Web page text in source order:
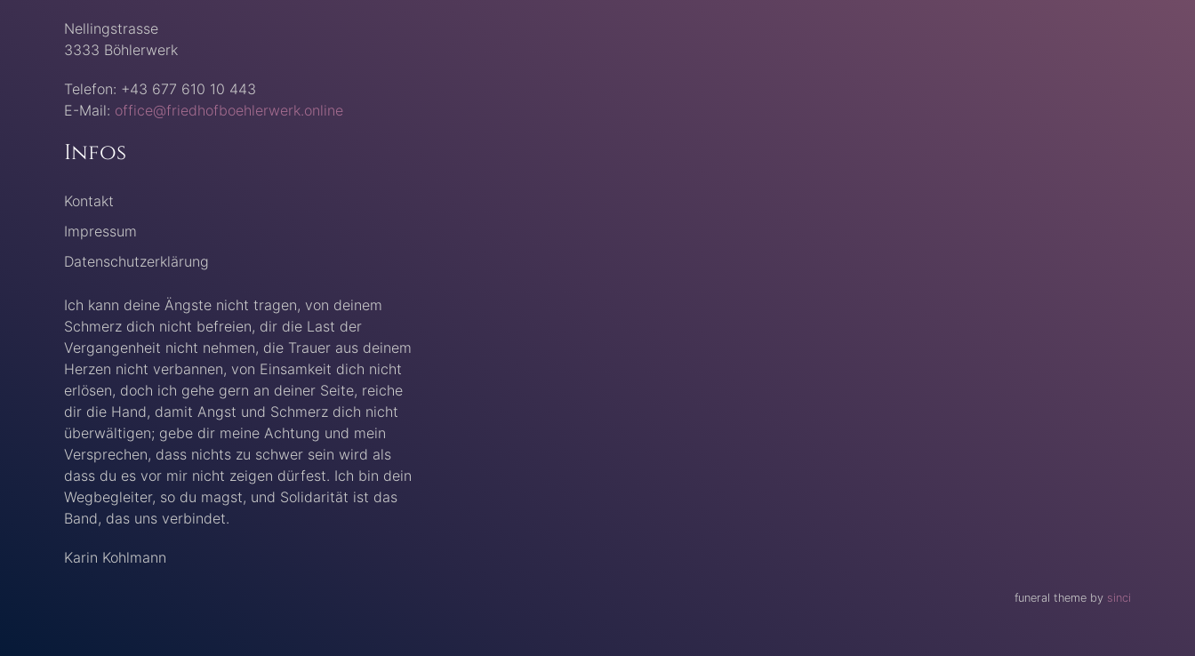
Nellingstrasse
3333 Böhlerwerk
Telefon: +43 677 610 10 443
E-Mail: office@friedhofboehlerwerk.online
Infos
Kontakt
Impressum
Datenschutzerklärung
Ich kann deine Ängste nicht tragen, von deinem
Schmerz dich nicht befreien, dir die Last der
Vergangenheit nicht nehmen, die Trauer aus deinem
Herzen nicht verbannen, von Einsamkeit dich nicht
erlösen, doch ich gehe gern an deiner Seite, reiche
dir die Hand, damit Angst und Schmerz dich nicht
überwältigen; gebe dir meine Achtung und mein
Versprechen, dass nichts zu schwer sein wird als
dass du es vor mir nicht zeigen dürfest. Ich bin dein
Wegbegleiter, so du magst, und Solidarität ist das
Band, das uns verbindet.
Karin Kohlmann
funeral theme by sinci